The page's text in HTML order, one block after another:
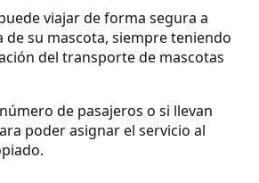
viajar de forma segura a
de su mascota, siempre teniendo
del transporte de mascotas
de pasajeros o si llevan
poder asignar el servicio al